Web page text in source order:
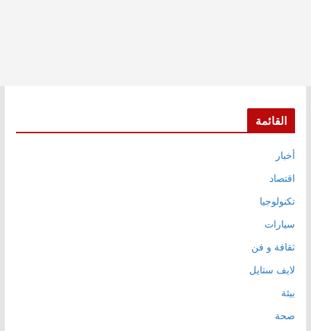
القائمة
أخبار
اقتصاد
تكنولوجيا
سيارات
ثقافة و فن
لايف ستايل
بيئة
صحة